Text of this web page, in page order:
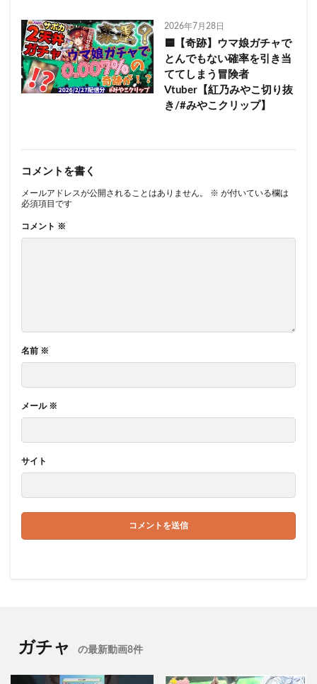
2026年7月28日
🟦【奇跡】ウマ娘ガチャで
とんでもない確率を引き当
ててしまう冒険者
Vtuber【紅乃みやこ切り抜
き/#みやこクリップ】
コメントを書く
メールアドレスが公開されることはありません。 ※ が付いている欄は
必須項目です
コメント ※
名前 ※
メール ※
サイト
ガチャ の最新動画8件